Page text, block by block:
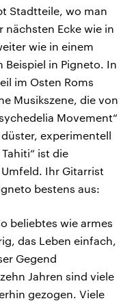
Stadtteile, wo man
nächsten Ecke wie in
wie in einem
Beispiel in Pigneto. In
im Osten Roms
Musikszene, die von
Movement“
experimentell
ist die
Ihr Gitarrist
bestens aus:
beliebtes wie armes
das Leben einfach,
Gegend
Jahren sind viele
gezogen. Viele